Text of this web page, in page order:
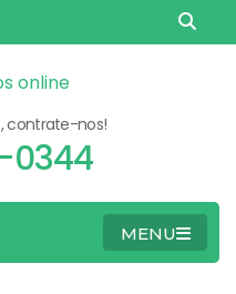
contrate-nos!
0344
MENU